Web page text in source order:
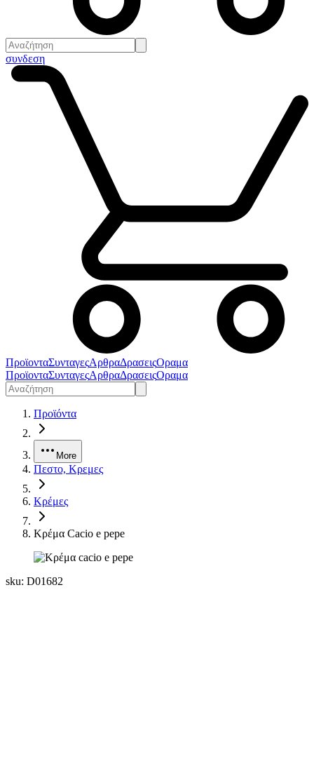
συνδεση
ΠροϊονταΣυνταγεςΑρθραΔρασειςΟραμα
ΠροϊονταΣυνταγεςΑρθραΔρασειςΟραμα
Προϊόντα
More
Πεστο, Κρεμες
Κρέμες
Κρέμα Cacio e pepe
sku: D01682